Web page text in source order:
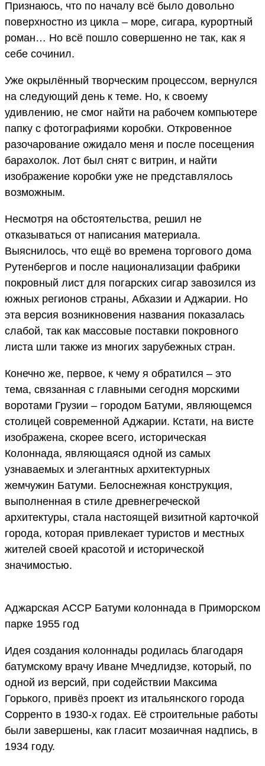
Признаюсь, что по началу всё было довольно
поверхностно из цикла – море, сигара, курортный
роман… Но всё пошло совершенно не так, как я
себе сочинил.
Уже окрылённый творческим процессом, вернулся
на следующий день к теме. Но, к своему
удивлению, не смог найти на рабочем компьютере
папку с фотографиями коробки. Откровенное
разочарование ожидало меня и после посещения
барахолок. Лот был снят с витрин, и найти
изображение коробки уже не представлялось
возможным.
Несмотря на обстоятельства, решил не
отказываться от написания материала.
Выяснилось, что ещё во времена торгового дома
Рутенбергов и после национализации фабрики
покровный лист для погарских сигар завозился из
южных регионов страны, Абхазии и Аджарии. Но
эта версия возникновения названия показалась
слабой, так как массовые поставки покровного
листа шли также из многих зарубежных стран.
Конечно же, первое, к чему я обратился – это
тема, связанная с главными сегодня морскими
воротами Грузии – городом Батуми, являющемся
столицей современной Аджарии. Кстати, на висте
изображена, скорее всего, историческая
Колоннада, являющаяся одной из самых
узнаваемых и элегантных архитектурных
жемчужин Батуми. Белоснежная конструкция,
выполненная в стиле древнегреческой
архитектуры, стала настоящей визитной карточкой
города, которая привлекает туристов и местных
жителей своей красотой и исторической
значимостью.
Аджарская АССР Батуми колоннада в Приморском
парке 1955 год
Идея создания колоннады родилась благодаря
батумскому врачу Иване Мчедлидзе, который, по
одной из версий, при содействии Максима
Горького, привёз проект из итальянского города
Сорренто в 1930-х годах. Её строительные работы
были завершены, как гласит мозаичная надпись, в
1934 году.